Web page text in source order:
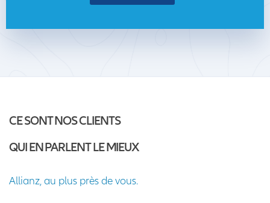
CE SONT NOS CLIENTS
QUI EN PARLENT LE MIEUX
Allianz, au plus près de vous.